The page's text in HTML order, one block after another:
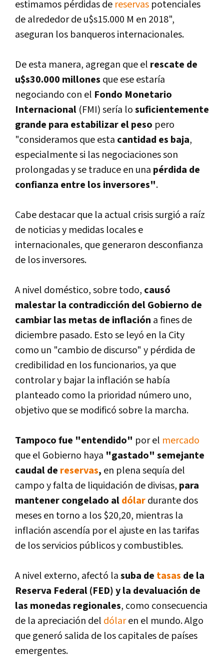
estimamos pérdidas de reservas potenciales
de alrededor de u$s15.000 M en 2018",
aseguran los banqueros internacionales.
De esta manera, agregan que el rescate de
u$s30.000 millones que ese estarí­a
negociando con el Fondo Monetario
Internacional (FMI) serí­a losuficientemente
grande para estabilizar el peso pero
"consideramos que esta cantidad es baja,
especialmente si las negociaciones son
prolongadas y se traduce en una pérdida de
confianza entre los inversores".
Cabe destacar que la actual crisis surgió a raí­z
de noticias y medidas locales e
internacionales, que generaron desconfianza
de los inversores.
A nivel doméstico, sobre todo, causó
malestar la contradicción del Gobierno de
cambiar las metas de inflación a fines de
diciembre pasado. Esto se leyó en la City
como un "cambio de discurso" y pérdida de
credibilidad en los funcionarios, ya que
controlar y bajar la inflación se habí­a
planteado como la prioridad número uno,
objetivo que se modificó sobre la marcha.
Tampoco fue "entendido" por el mercado
que el Gobierno haya "gastado" semejante
caudal de reservas, en plena sequí­a del
campo y falta de liquidación de divisas, para
mantener congelado aldólardurante dos
meses en torno a los $20,20, mientras la
inflación ascendí­a por el ajuste en las tarifas
de los servicios públicos y combustibles.
A nivel externo, afectó lasuba de tasas de la
Reserva Federal (FED) y la devaluación de
las monedas regionales, como consecuencia
de la apreciación del dólaren el mundo. Algo
que generó salida de los capitales de paí­ses
emergentes.